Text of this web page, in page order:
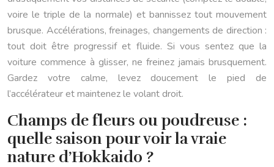
voire le triple de la normale) et bannissez tout mouvement
brusque. Accélérations, freinages, changements de direction :
tout doit être progressif et fluide. Si vous sentez que la
voiture commence à glisser, ne freinez jamais brusquement.
Gardez votre calme, levez doucement le pied de
l’accélérateur et maintenez le volant droit.
Champs de fleurs ou poudreuse :
quelle saison pour voir la vraie
nature d’Hokkaido ?